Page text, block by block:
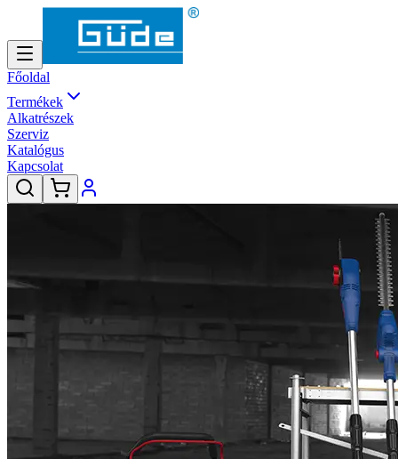
Főoldal
Termékek
Alkatrészek
Szerviz
Katalógus
Kapcsolat